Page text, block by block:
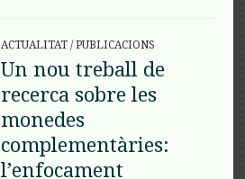
ACTUALITAT/PUBLICACIONS
Un nou treball de
recerca sobre les
monedes
complementàries:
l’enfocament